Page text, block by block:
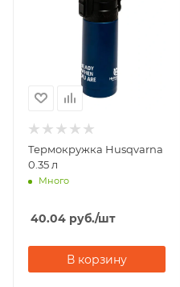
Термокружка Husqvarna
0.35 л
Много
40.04 руб./шт
В корзину